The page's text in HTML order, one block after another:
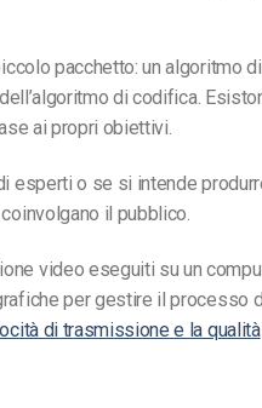
pacchetto: un algoritmo di
di codifica.
ai propri obiettivi.
esperti o se si intende
il pubblico.
video eseguiti su un
per gestire il processo
di trasmissione e la qualità